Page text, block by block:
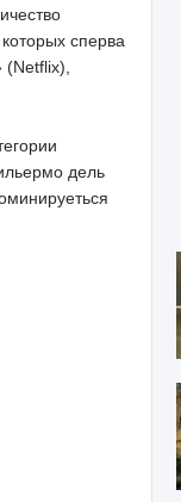
сперва
дель